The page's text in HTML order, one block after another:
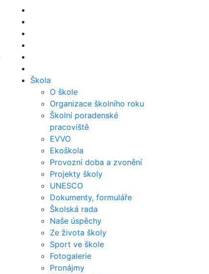
Škola
O škole
Organizace školního roku
Školní poradenské
pracoviště
EVVO
Ekoškola
Provozní doba a zvonění
Projekty školy
UNESCO
Dokumenty, formuláře
Školská rada
Naše úspěchy
Ze života školy
Sport ve škole
Fotogalerie
Pronájmy